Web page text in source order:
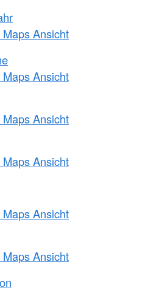
Ansicht
Ansicht
Ansicht
Ansicht
Ansicht
Ansicht